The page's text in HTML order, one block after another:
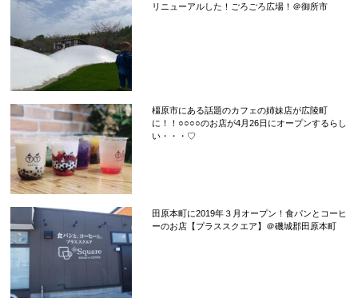
リニューアルした！ごろごろ広場！＠御所市
橿原市にある話題のカフェの姉妹店が広陵町
に！！○○○○のお店が4月26日にオープンするらし
い・・・♡
田原本町に2019年３月オープン！食パンとコーヒ
ーのお店【プラススクエア】＠磯城郡田原本町